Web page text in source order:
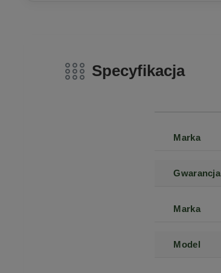
Specyfikacja
Marka
Gwarancja
Marka
Model